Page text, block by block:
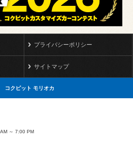
プライバシーポリシー
サイトマップ
コクピット モリオカ
～ 7:00 PM